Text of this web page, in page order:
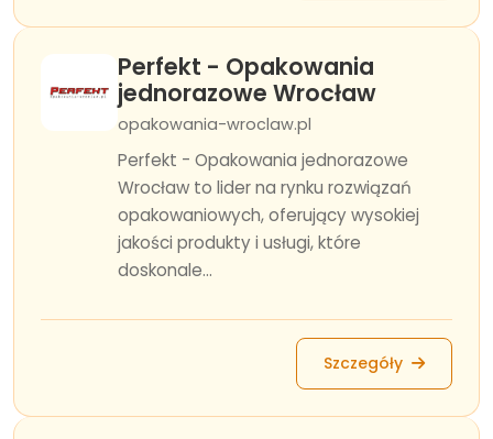
Perfekt - Opakowania
jednorazowe Wrocław
opakowania-wroclaw.pl
Perfekt - Opakowania jednorazowe
Wrocław to lider na rynku rozwiązań
opakowaniowych, oferujący wysokiej
jakości produkty i usługi, które
doskonale...
Szczegóły